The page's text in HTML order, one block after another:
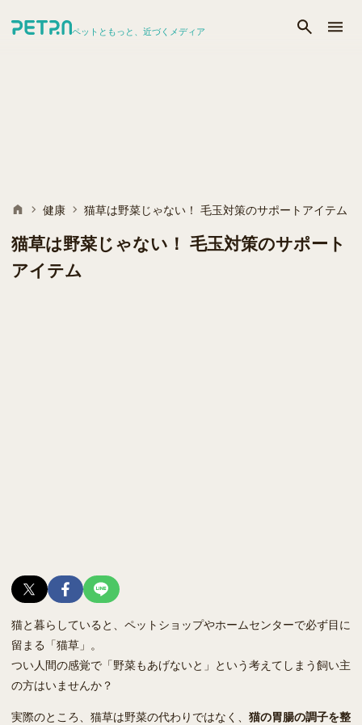
ペットともっと、近づくメディア
健康 猫草は野菜じゃない！ 毛玉対策のサポートアイテム
猫草は野菜じゃない！ 毛玉対策のサポート
アイテム
猫と暮らしていると、ペットショップやホームセンターで必ず目に
留まる「猫草」。
つい人間の感覚で「野菜もあげないと」という考えてしまう飼い主
の方はいませんか？
実際のところ、猫草は野菜の代わりではなく、 猫の胃腸の調子を整